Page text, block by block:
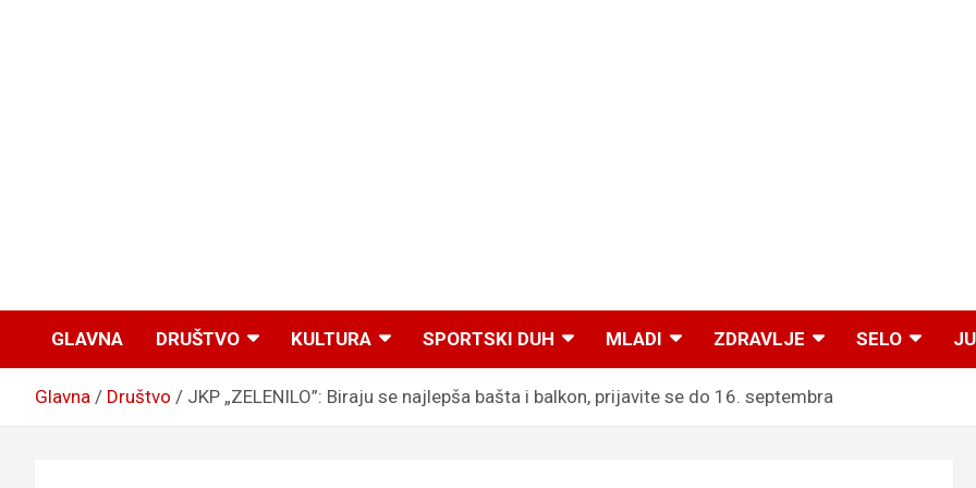
GLAVNA DRUŠTVO KULTURA SPORTSKI DUH MLADI ZDRAVLJE SELO
Glavna Društvo JKP „ZELENILO”: Biraju se najlepša bašta i balkon, prijavite se do 16. septembra